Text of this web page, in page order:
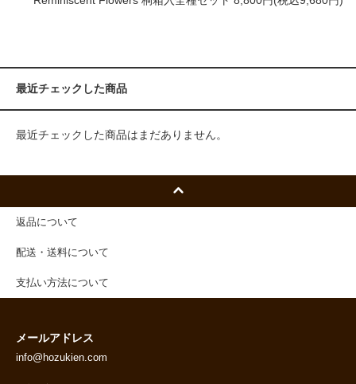
最近チェックした商品
最近チェックした商品はまだありません。
返品について
配送・送料について
支払い方法について
メールアドレス
info@hozukien.com